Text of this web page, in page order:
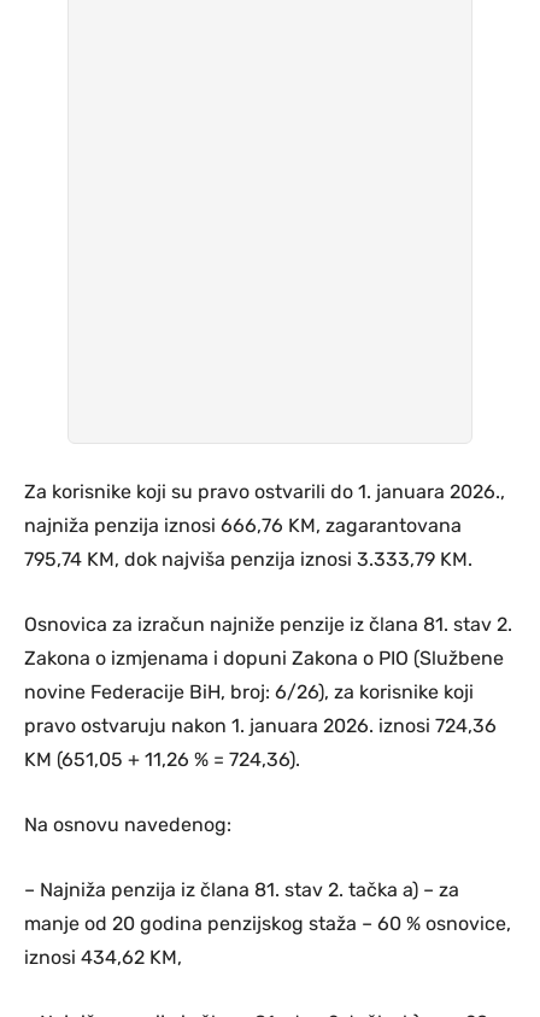
Za korisnike koji su pravo ostvarili do 1. januara 2026.,
najniža penzija iznosi 666,76 KM, zagarantovana
795,74 KM, dok najviša penzija iznosi 3.333,79 KM.
Osnovica za izračun najniže penzije iz člana 81. stav 2.
Zakona o izmjenama i dopuni Zakona o PIO (Službene
novine Federacije BiH, broj: 6/26), za korisnike koji
pravo ostvaruju nakon 1. januara 2026. iznosi 724,36
KM (651,05 + 11,26 % = 724,36).
Na osnovu navedenog:
– Najniža penzija iz člana 81. stav 2. tačka a) – za
manje od 20 godina penzijskog staža – 60 % osnovice,
iznosi 434,62 KM,